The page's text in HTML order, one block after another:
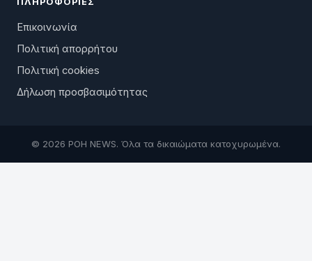
Επικοινωνία
Πολιτική απορρήτου
Πολιτική cookies
Δήλωση προσβασιμότητας
© 2026 ΡΟΗ NEWS. Όλα τα δικαιώματα κατοχυρωμένα.